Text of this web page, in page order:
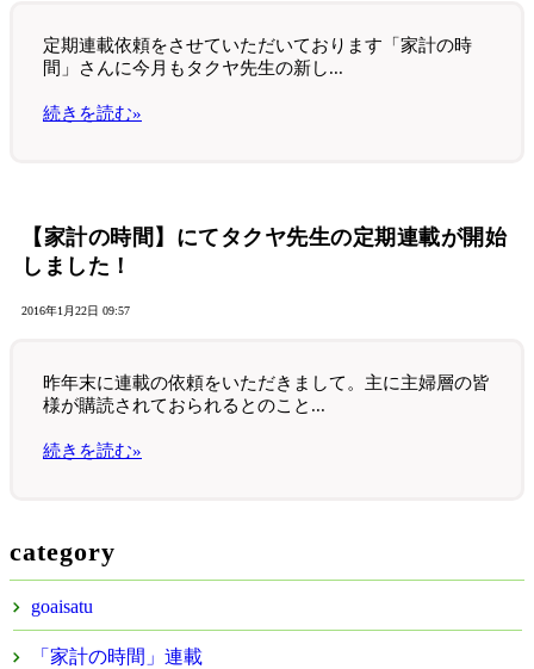
定期連載依頼をさせていただいております「家計の時
間」さんに今月もタクヤ先生の新し...
続きを読む»
【家計の時間】にてタクヤ先生の定期連載が開始
しました！
2016年1月22日 09:57
昨年末に連載の依頼をいただきまして。主に主婦層の皆
様が購読されておられるとのこと...
続きを読む»
category
goaisatu
「家計の時間」連載